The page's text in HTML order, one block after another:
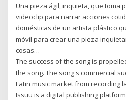
Una pieza ágil, inquieta, que toma
videoclip para narrar acciones
domésticas de un artista plástico
móvil para crear una pieza
cosas…
The success of the song is
the song. The song's commercial
Latin music market from recording
Issuu is a digital publishing